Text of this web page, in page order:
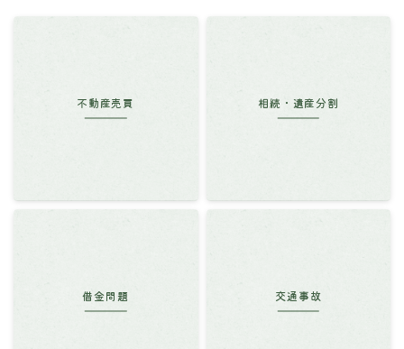
不動産売買 相続・遺産分割
借金問題 交通事故